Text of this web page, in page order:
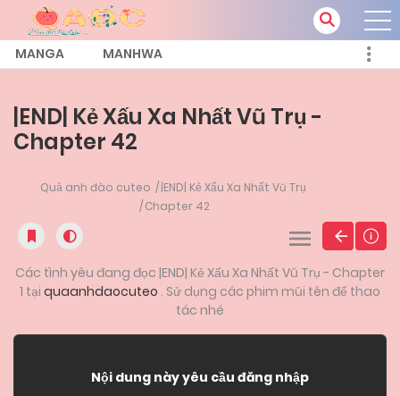
MANGA MANHWA
|END| Kẻ Xấu Xa Nhất Vũ Trụ -
Chapter 42
Quả anh đào cuteo
|END| Kẻ Xấu Xa Nhất Vũ Trụ
Chapter 42
Các tình yêu đang đọc |END| Kẻ Xấu Xa Nhất Vũ Trụ - Chapter
1 tại quaanhdaocuteo . Sử dụng các phim mũi tên để thao
tác nhé
Nội dung này yêu cầu đăng nhập